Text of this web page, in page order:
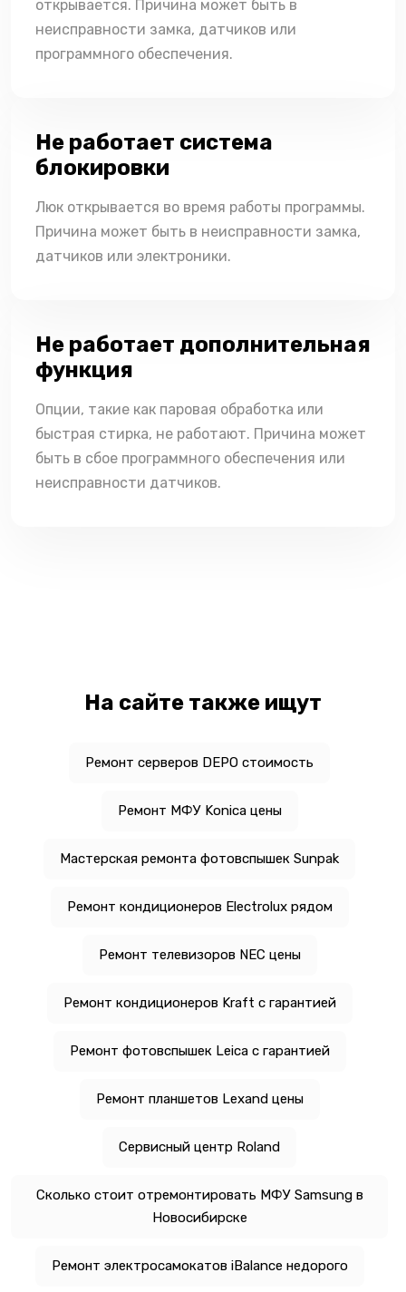
открывается. Причина может быть в
неисправности замка, датчиков или
программного обеспечения.
Не работает система
блокировки
Люк открывается во время работы программы.
Причина может быть в неисправности замка,
датчиков или электроники.
Не работает дополнительная
функция
Опции, такие как паровая обработка или
быстрая стирка, не работают. Причина может
быть в сбое программного обеспечения или
неисправности датчиков.
На сайте также ищут
Ремонт серверов DEPO стоимость
Ремонт МФУ Konica цены
Мастерская ремонта фотовспышек Sunpak
Ремонт кондиционеров Electrolux рядом
Ремонт телевизоров NEC цены
Ремонт кондиционеров Kraft с гарантией
Ремонт фотовспышек Leica с гарантией
Ремонт планшетов Lexand цены
Сервисный центр Roland
Сколько стоит отремонтировать МФУ Samsung в
Новосибирске
Ремонт электросамокатов iBalance недорого